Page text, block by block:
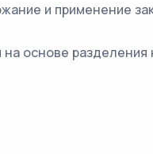
и применение
основе